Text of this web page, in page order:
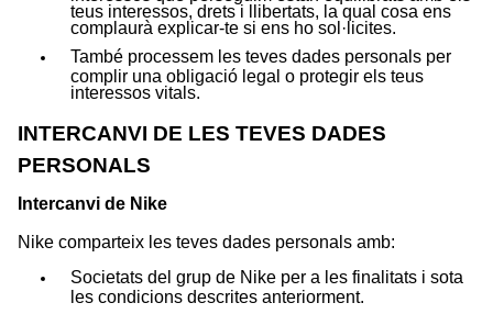
teus interessos, drets i llibertats, la qual cosa ens
complaurà explicar-te si ens ho sol·licites.
També processem les teves dades personals per
complir una obligació legal o protegir els teus
interessos vitals.
INTERCANVI DE LES TEVES DADES
PERSONALS
Intercanvi de Nike
Nike comparteix les teves dades personals amb:
Societats del grup de Nike per a les finalitats i sota
les condicions descrites anteriorment.